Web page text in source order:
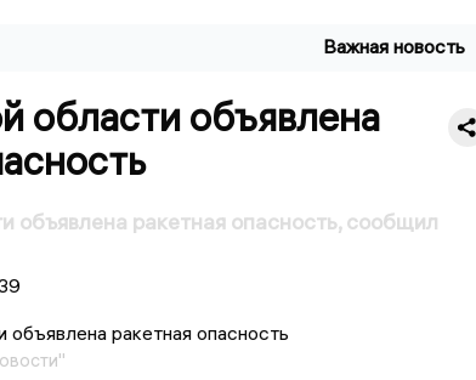
Важная новость
области объявлена
объявлена ракетная опасность, сообщил